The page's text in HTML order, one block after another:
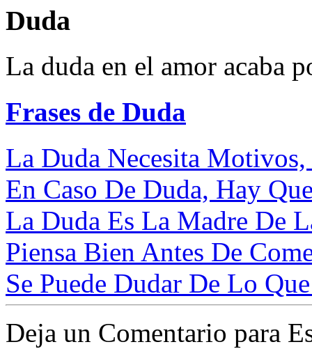
Duda
La duda en el amor acaba
Frases de Duda
La Duda Necesita
En Caso De Duda, Hay
La Duda Es La Madre De
Piensa Bien Antes De
Se Puede Dudar De Lo
Deja un Comentario para